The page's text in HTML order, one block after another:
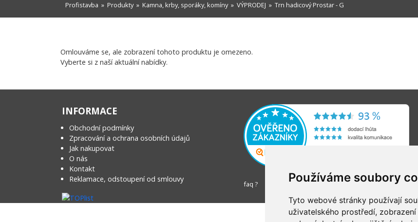
Používáme soubory
Tyto webové stránky používají
uživatelského prostředí,
Profistavba » Produkty» Kamna, krby, sporáky, komíny» VÝPRODEJ » Trn hadicový Prostar - G
Omlouváme se, ale zobrazení tohoto produktu je omezeno.
Vyberte si z naší aktuální nabídky.
INFORMACE
Obchodní podmínky
Zpracování a ochrana osobních údajů
Jak nakupovat
O nás
Kontakt
Reklamace, odstoupení od smlouvy
faq ?